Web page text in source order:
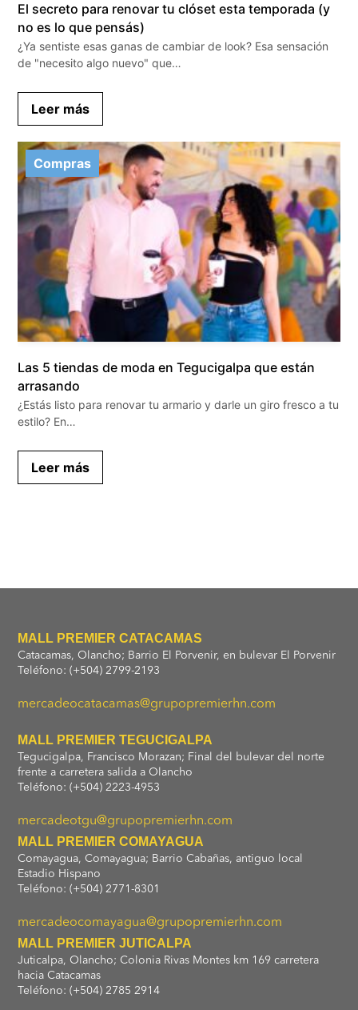
El secreto para renovar tu clóset esta temporada (y
no es lo que pensás)
¿Ya sentiste esas ganas de cambiar de look? Esa sensación
de "necesito algo nuevo" que…
Leer más
Compras
Las 5 tiendas de moda en Tegucigalpa que están
arrasando
¿Estás listo para renovar tu armario y darle un giro fresco a tu
estilo? En…
Leer más
MALL PREMIER CATACAMAS
Catacamas, Olancho; Barrio El Porvenir, en bulevar El Porvenir
Teléfono: (+504) 2799-2193
mercadeocatacamas@grupopremierhn.com
MALL PREMIER TEGUCIGALPA
Tegucigalpa, Francisco Morazan; Final del bulevar del norte
frente a carretera salida a Olancho
Teléfono: (+504) 2223-4953
mercadeotgu@grupopremierhn.com
MALL PREMIER COMAYAGUA
Comayagua, Comayagua; Barrio Cabañas, antiguo local
Estadio Hispano
Teléfono: (+504) 2771-8301
mercadeocomayagua@grupopremierhn.com
MALL PREMIER JUTICALPA
Juticalpa, Olancho; Colonia Rivas Montes km 169 carretera
hacia Catacamas
Teléfono: (+504) 2785 2914